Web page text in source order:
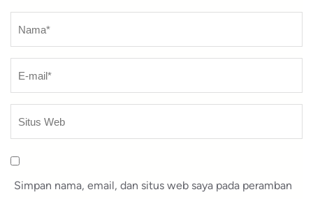
Nama
Simpan nama, email, dan situs web saya pada peramban